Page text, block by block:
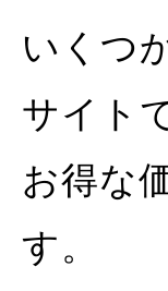
いくつ
サイト
お得な
す。